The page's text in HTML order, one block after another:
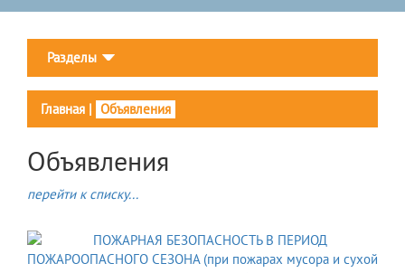
Разделы
Главная | Объявления
Объявления
перейти к списку...